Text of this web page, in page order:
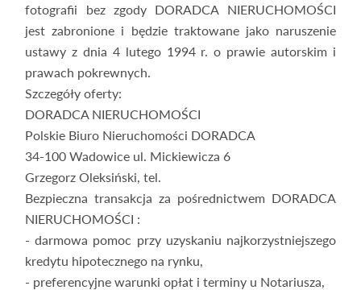
fotografii bez zgody DORADCA NIERUCHOMOŚCI
jest zabronione i będzie traktowane jako naruszenie
ustawy z dnia 4 lutego 1994 r. o prawie autorskim i
prawach pokrewnych.
Szczegóły oferty:
DORADCA NIERUCHOMOŚCI
Polskie Biuro Nieruchomości DORADCA
34-100 Wadowice ul. Mickiewicza 6
Grzegorz Oleksiński, tel.
Bezpieczna transakcja za pośrednictwem DORADCA
NIERUCHOMOŚCI :
- darmowa pomoc przy uzyskaniu najkorzystniejszego
kredytu hipotecznego na rynku,
- preferencyjne warunki opłat i terminy u Notariusza,